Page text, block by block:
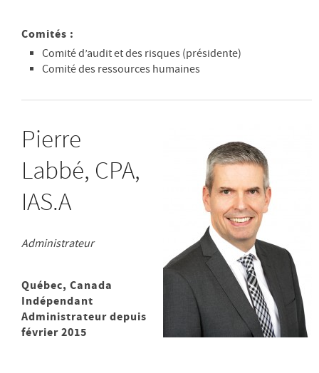
Comités :
Comité d’audit et des risques (présidente)
Comité des ressources humaines
Pierre
Labbé, CPA,
IAS.A
Administrateur
Québec, Canada
Indépendant
Administrateur depuis
février 2015